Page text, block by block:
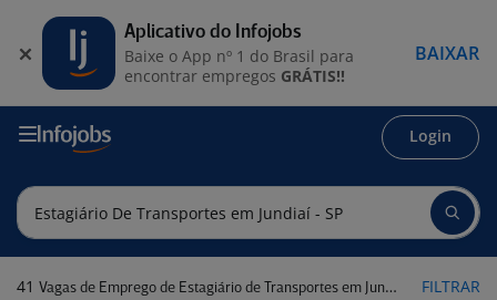
Login
41 Vagas de Emprego de Estagiário de Transportes em Jundiaí - SP FILTRAR
Aplicativo do Infojobs
Baixe o App nº 1 do Brasil para
encontrar empregos GRÁTIS!!
BAIXAR